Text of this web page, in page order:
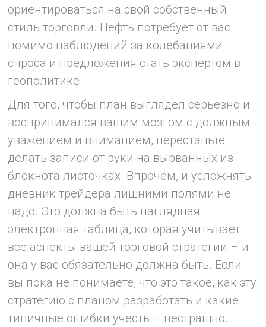
ориентироваться на свой собственный
стиль торговли. Нефть потребует от вас
помимо наблюдений за колебаниями
спроса и предложения стать экспертом в
геополитике.
Для того, чтобы план выглядел серьезно и
воспринимался вашим мозгом с должным
уважением и вниманием, перестаньте
делать записи от руки на вырванных из
блокнота листочках. Впрочем, и усложнять
дневник трейдера лишними полями не
надо. Это должна быть наглядная
электронная таблица, которая учитывает
все аспекты вашей торговой стратегии – и
она у вас обязательно должна быть. Если
вы пока не понимаете, что это такое, как эту
стратегию с планом разработать и какие
типичные ошибки учесть – нестрашно.